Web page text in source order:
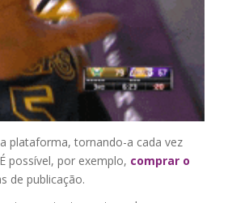
plataforma, tornando-a cada vez
possível, por exemplo, comprar o
de publicação.